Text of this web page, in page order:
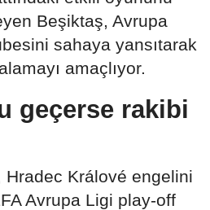
Beşiktaş, Avrupa
sahaya yansıtarak
amaçlıyor.
geçerse rakibi
Hradec Králové engelini
Avrupa Ligi play-off